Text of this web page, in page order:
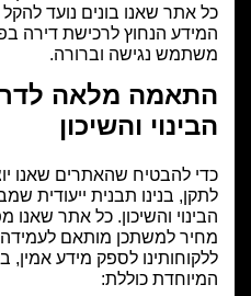
כל אתר שאנו בונים נועד
המידע הנחוץ לרכישת דירה
משתמש נגישה וברורה.
התאמה מלאה
הבינוי והשיכון
כדי להבטיח שהאתרים שאנו
לתקן, בנינו תבנית ייעודית
הבינוי והשיכון. כל אתר
מחיר למשתכן מותאם
ללקוחותינו לספק מידע אמין,
המיוחדת כוללת: